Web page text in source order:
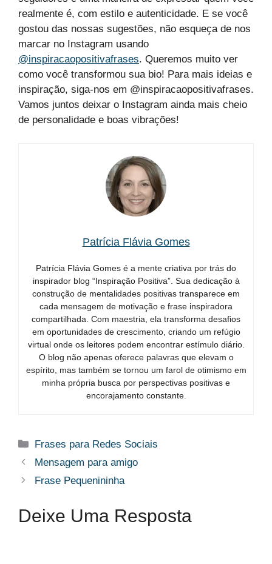
realmente é, com estilo e autenticidade. E se você
gostou das nossas sugestões, não esqueça de nos
marcar no Instagram usando
@inspiracaopositivafrases. Queremos muito ver
como você transformou sua bio! Para mais ideias e
inspiração, siga-nos em @inspiracaopositivafrases.
Vamos juntos deixar o Instagram ainda mais cheio
de personalidade e boas vibrações!
Patrícia Flávia Gomes
Patrícia Flávia Gomes é a mente criativa por trás do
inspirador blog “Inspiração Positiva”. Sua dedicação à
construção de mentalidades positivas transparece em
cada mensagem de motivação e frase inspiradora
compartilhada. Com maestria, ela transforma desafios
em oportunidades de crescimento, criando um refúgio
virtual onde os leitores podem encontrar estímulo diário.
O blog não apenas oferece palavras que elevam o
espírito, mas também se tornou um farol de otimismo em
minha própria busca por perspectivas positivas e
encorajamento constante.
Categorias
Frases para Redes Sociais
Mensagem para amigo​
Frase Pequenininha​
Deixe Uma Resposta